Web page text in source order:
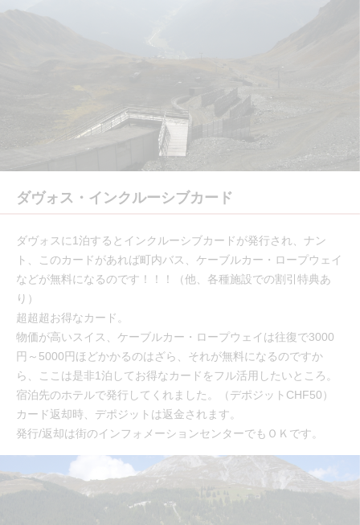
ダヴォス・インクルーシブカード
ダヴォスに1泊するとインクルーシブカードが発行され、ナン
ト、このカードがあれば町内バス、ケーブルカー・ロープウェイ
などが無料になるのです！！！（他、各種施設での割引特典あ
り）
超超超お得なカード。
物価が高いスイス、ケーブルカー・ロープウェイは往復で3000
円～5000円ほどかかるのはざら、それが無料になるのですか
ら、ここは是非1泊してお得なカードをフル活用したいところ。
宿泊先のホテルで発行してくれました。（デポジットCHF50）
カード返却時、デポジットは返金されます。
発行/返却は街のインフォメーションセンターでもＯＫです。